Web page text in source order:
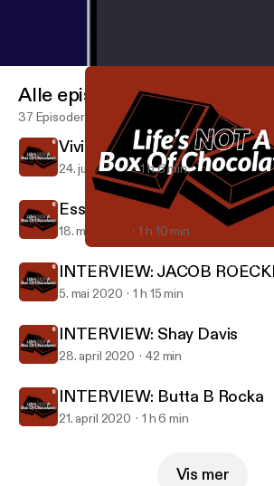
LIFE’S NOT A BOX OF CHOCOLATES
Alle episoder
37 Episoder
Vivienne Dahms world
24. juni 2020 1 h 6 min
Essential worker chat
18. mai 2020 1 h 10 min
INTERVIEW: JACOB
5. mai 2020 1 h 15 min
INTERVIEW: Shay Davis
28. april 2020 42 min
INTERVIEW: Butta B Rocka
21. april 2020 1 h 6 min
Vis mer